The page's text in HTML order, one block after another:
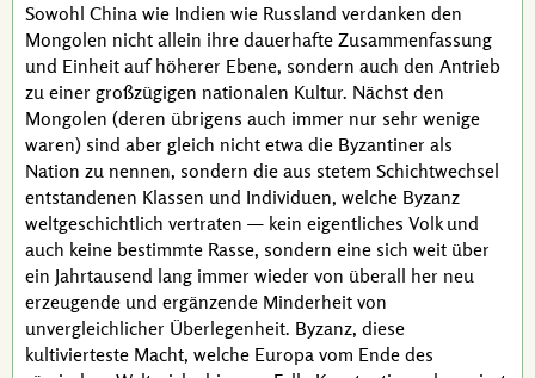
Sowohl China wie Indien wie Russland verdanken den
Mongolen nicht allein ihre dauerhafte Zusammenfassung
und Einheit auf höherer Ebene, sondern auch den Antrieb
zu einer großzügigen nationalen Kultur. Nächst den
Mongolen (deren übrigens auch immer nur sehr wenige
waren) sind aber gleich nicht etwa die Byzantiner als
Nation zu nennen, sondern die aus stetem Schichtwechsel
entstandenen Klassen und Individuen, welche Byzanz
weltgeschichtlich vertraten — kein eigentliches Volk und
auch keine bestimmte Rasse, sondern eine sich weit über
ein Jahrtausend lang immer wieder von überall her neu
erzeugende und ergänzende Minderheit von
unvergleichlicher Überlegenheit. Byzanz, diese
kultivierteste Macht, welche Europa vom Ende des